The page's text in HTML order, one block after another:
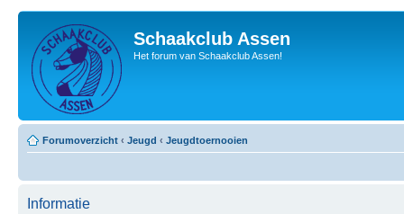
Schaakclub Assen
Het forum van Schaakclub Assen!
Forumoverzicht ‹ Jeugd ‹ Jeugdtoernooien
Informatie